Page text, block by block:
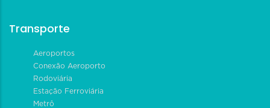
Transporte
Aeroportos
Conexão Aeroporto
Rodoviária
Estação Ferroviária
Metrô